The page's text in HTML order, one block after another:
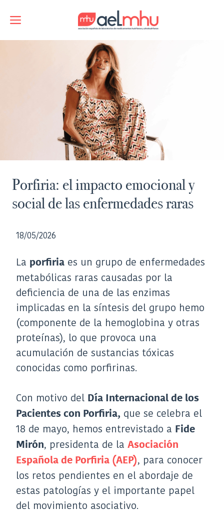
Menú
Porfiria: el impacto emocional y
social de las enfermedades raras
18/05/2026
La porfiria es un grupo de enfermedades
metabólicas raras causadas por la
deficiencia de una de las enzimas
implicadas en la síntesis del grupo hemo
(componente de la hemoglobina y otras
proteínas), lo que provoca una
acumulación de sustancias tóxicas
conocidas como porfirinas.
Con motivo del Día Internacional de los
Pacientes con Porfiria, que se celebra el
18 de mayo, hemos entrevistado a Fide
Mirón, presidenta de la Asociación
Española de Porfiria (AEP), para conocer
los retos pendientes en el abordaje de
estas patologías y el importante papel
del movimiento asociativo.